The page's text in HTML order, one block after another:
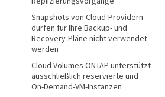
Snapshots von Cloud-Providern
dürfen für Ihre Backup- und
Recovery-Pläne nicht verwendet
werden
Cloud Volumes ONTAP unterstützt
ausschließlich reservierte und
On-Demand-VM-Instanzen